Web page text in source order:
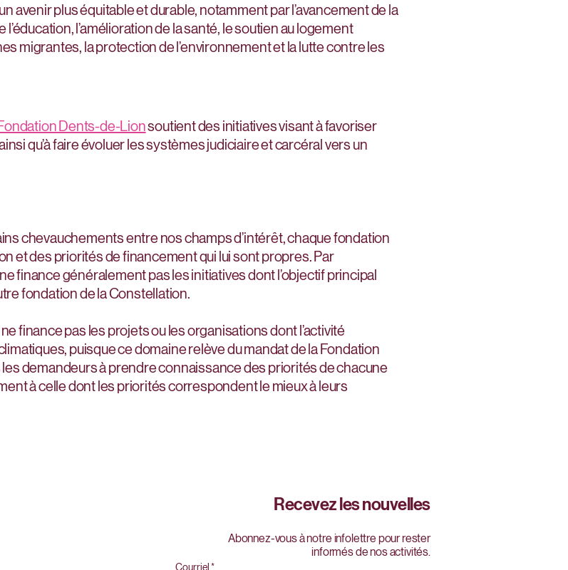
avenir plus équitable et durable, notamment par l’avancement de la
l’amélioration de la santé, le soutien au logement
migrantes, la protection de l’environnement et la lutte contre les
Dents-de-Lionsoutient des initiatives visant à favoriser
qu’à faire évoluer les systèmes judiciaire et carcéral vers un
chevauchements entre nos champs d’intérêt, chaque fondation
et des priorités de financement qui lui sont propres. Par
finance généralement pas les initiatives dont l’objectif principal
fondation de la Constellation.
finance pas les projets ou les organisations dont l’activité
puisque ce domaine relève du mandat de la Fondation
demandeurs à prendre connaissance des priorités de chacune
à celle dont les priorités correspondent le mieux à leurs
Courriel
Recevez les nouvelles
Abonnez-vous à notre infolettre pour rester
informés de nos activités.